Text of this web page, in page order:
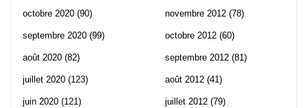
octobre 2020 (90)
septembre 2020 (99)
août 2020 (82)
juillet 2020 (123)
juin 2020 (121)
novembre 2012 (78)
octobre 2012 (60)
septembre 2012 (81)
août 2012 (41)
juillet 2012 (79)